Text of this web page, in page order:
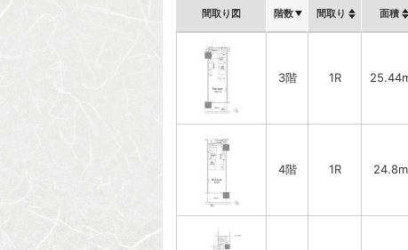
間取り図 階数 間取り 面積
3階 1R
4階 1R 24.8m